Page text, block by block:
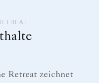
Retreat zeichnet